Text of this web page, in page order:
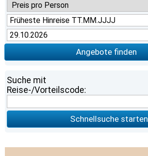
Angebote finden
Suche mit
Reise-/Vorteilscode:
Schnellsuche starten